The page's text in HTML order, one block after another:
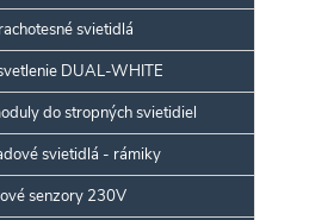
svietidlá
DUAL-WHITE
do stropných svietidiel
svietidlá - rámiky
senzory 230V